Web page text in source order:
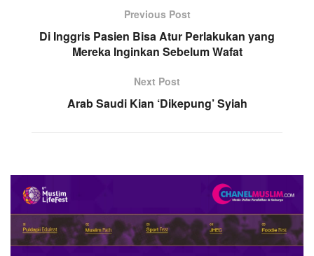
Previous Post
Di Inggris Pasien Bisa Atur Perlakukan yang
Mereka Inginkan Sebelum Wafat
Next Post
Arab Saudi Kian ‘Dikepung’ Syiah